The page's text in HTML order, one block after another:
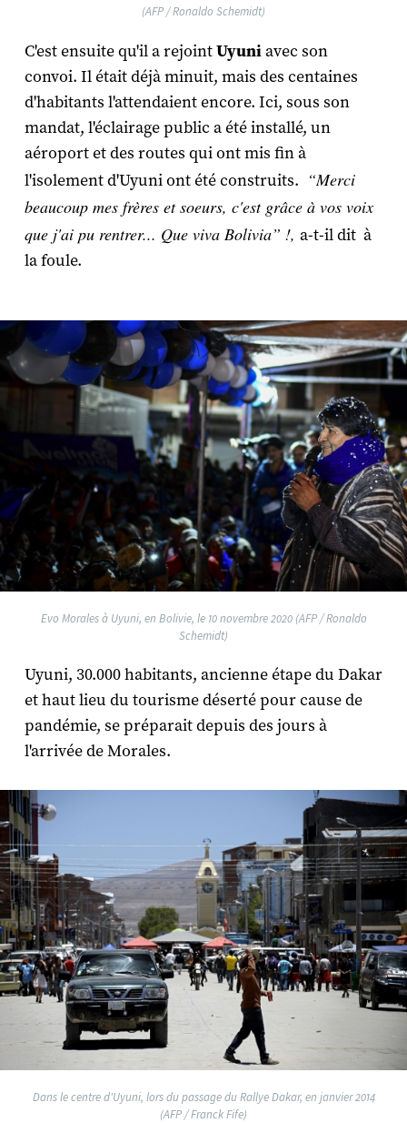
(AFP / Ronaldo Schemidt)
C'est ensuite qu'il a rejointUyuniavec son
convoi. Il était déjà minuit, mais des centaines
d'habitants l'attendaient encore. Ici, sous son
mandat, l'éclairage public a été installé, un
aéroport et des routes qui ont mis fin à
l'isolement d'Uyuni ont été construits. “Merci
beaucoup mes frères et soeurs, c'est grâce à vos voix
que j'ai pu rentrer... Que viva Bolivia” !, a-t-il dit à
la foule.
Evo Morales à Uyuni, en Bolivie, le 10 novembre 2020 (AFP / Ronaldo
Schemidt)
Uyuni, 30.000 habitants, ancienne étape du Dakar
et haut lieu du tourisme déserté pour cause de
pandémie, se préparait depuis des jours à
l'arrivée de Morales.
Dans le centre d'Uyuni, lors du passage du Rallye Dakar, en janvier 2014
(AFP / Franck Fife)